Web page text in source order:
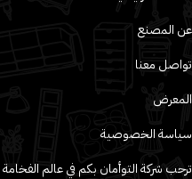
عن المصنع
تواصل معنا
المعرض
سياسة الخصوصية
ترحب شركة التوأمان بكم في عالم